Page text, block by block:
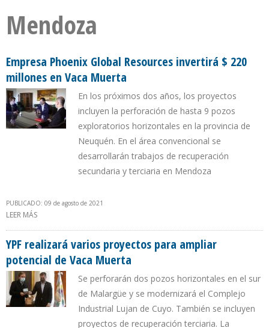
Mendoza
Empresa Phoenix Global Resources invertirá $ 220
millones en Vaca Muerta
En los próximos dos años, los proyectos
incluyen la perforación de hasta 9 pozos
exploratorios horizontales en la provincia de
Neuquén. En el área convencional se
desarrollarán trabajos de recuperación
secundaria y terciaria en Mendoza
PUBLICADO: 09 de agosto de 2021
LEER MÁS
YPF realizará varios proyectos para ampliar
potencial de Vaca Muerta
Se perforarán dos pozos horizontales en el sur
de Malargüe y se modernizará el Complejo
Industrial Lujan de Cuyo. También se incluyen
proyectos de recuperación terciaria. La